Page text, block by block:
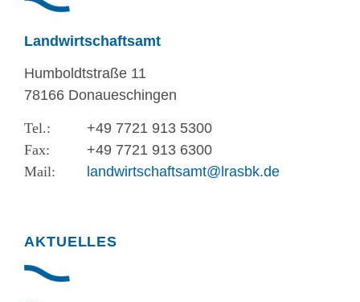
Landwirtschaftsamt
Humboldtstraße 11
78166 Donaueschingen
+49 7721 913 5300
+49 7721 913 6300
landwirtschaftsamt@lrasbk.de
AKTUELLES